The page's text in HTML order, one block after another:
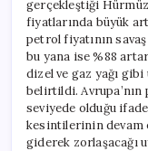
gerçekleştiği Hürmüz
fiyatlarında büyük
petrol fiyatının
bu yana ise %88
dizel ve gaz yağı
belirtildi.
seviyede olduğu
kesintilerinin devam
giderek zorlaşacağı